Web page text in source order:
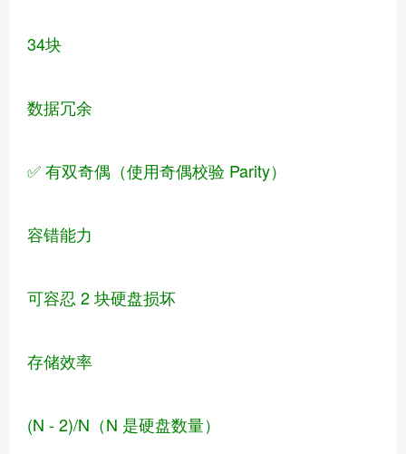
34块
数据冗余
✅ 有双奇偶（使用奇偶校验 Parity）
容错能力
可容忍 2 块硬盘损坏
存储效率
(N - 2)/N（N 是硬盘数量）